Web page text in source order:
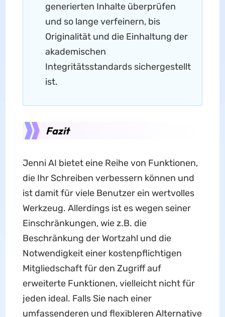
generierten Inhalte überprüfen
und so lange verfeinern, bis
Originalität und die Einhaltung der
akademischen
Integritätsstandards sichergestellt
ist.
Fazit
Jenni AI bietet eine Reihe von Funktionen,
die Ihr Schreiben verbessern können und
ist damit für viele Benutzer ein wertvolles
Werkzeug. Allerdings ist es wegen seiner
Einschränkungen, wie z.B. die
Beschränkung der Wortzahl und die
Notwendigkeit einer kostenpflichtigen
Mitgliedschaft für den Zugriff auf
erweiterte Funktionen, vielleicht nicht für
jeden ideal. Falls Sie nach einer
umfassenderen und flexibleren Alternative